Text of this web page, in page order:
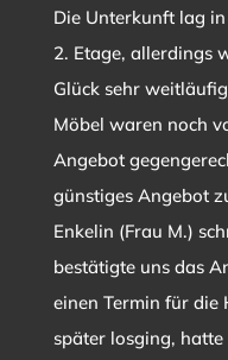
Die Unterkunft lag
2. Etage, allerdings
Glück sehr
Möbel waren noch
Angebot
günstiges Angebot
Enkelin (Frau M.)
bestätigte uns das
einen Termin für die
später losging,